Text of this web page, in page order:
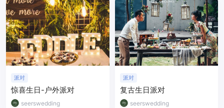
派对
惊喜生日-户外派对
seerswedding
派对
复古生日派对
seerswedding